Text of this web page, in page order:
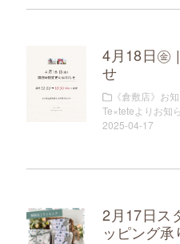
4月18日㊎
せ
《倉敷店》お
Te×teteよりお知
2025-04-17
2月17日ス
ッピング承